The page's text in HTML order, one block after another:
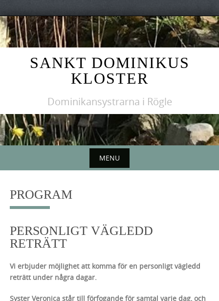
Skip
to
content
SANKT DOMINIKUS
KLOSTER
Dominikansystrarna i Rögle
MENU
content
PROGRAM
PERSONLIGT VÄGLEDD
RETRÄTT
Vi erbjuder möjlighet att komma för en personligt vägledd
reträtt under några dagar.
Syster Veronica står till förfogande för samtal varje dag, och